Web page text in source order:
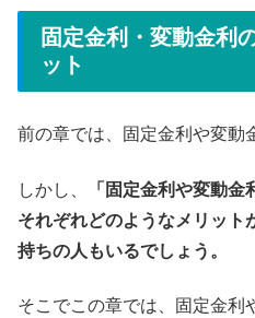
固定金利・変動金利
ット
前の章では、固定金利や変動
しかし、
「固定金利や変動金
それぞれどのようなメリット
持ちの人もいるでしょう。
そこでこの章では、固定金利